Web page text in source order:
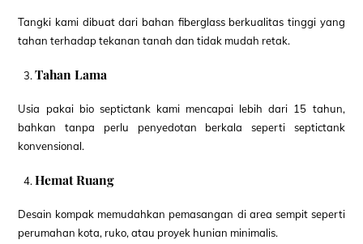
Tangki kami dibuat dari bahan fiberglass berkualitas tinggi yang
tahan terhadap tekanan tanah dan tidak mudah retak.
Tahan Lama
Usia pakai bio septictank kami mencapai lebih dari 15 tahun,
bahkan tanpa perlu penyedotan berkala seperti septictank
konvensional.
Hemat Ruang
Desain kompak memudahkan pemasangan di area sempit seperti
perumahan kota, ruko, atau proyek hunian minimalis.